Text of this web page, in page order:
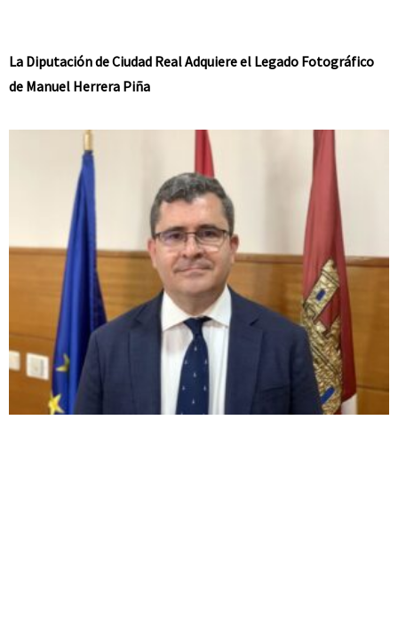
La Diputación de Ciudad Real Adquiere el Legado Fotográfico
de Manuel Herrera Piña